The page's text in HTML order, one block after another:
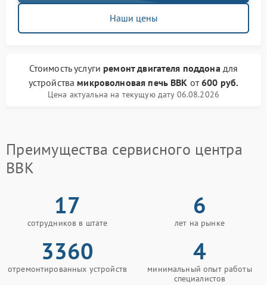
Наши цены
Стоимость услуги ремонт двигателя поддонадля
устройства микроволновая печь BBK от600 руб.
Цена актуальна на текущую дату 06.08.2026
Преимущества сервисного центра
BBK
17
сотрудников в штате
6
лет на рынке
3360
отремонтированных устройств
4
минимальный опыт работы
специалистов